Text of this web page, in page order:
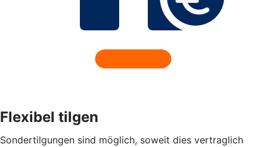
Flexibel tilgen
Sondertilgungen sind möglich, soweit dies vertraglich